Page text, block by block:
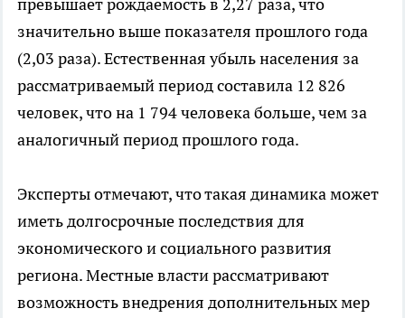
превышает рождаемость в 2,27 раза, что
значительно выше показателя прошлого года
(2,03 раза). Естественная убыль населения за
рассматриваемый период составила 12 826
человек, что на 1 794 человека больше, чем за
аналогичный период прошлого года.
Эксперты отмечают, что такая динамика может
иметь долгосрочные последствия для
экономического и социального развития
региона. Местные власти рассматривают
возможность внедрения дополнительных мер